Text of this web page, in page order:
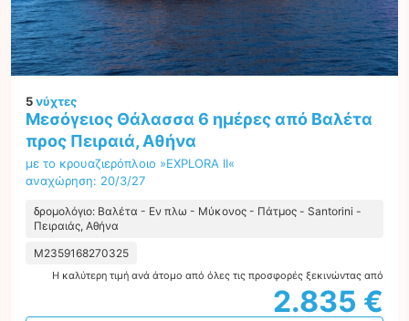
5νύχτες
Μεσόγειος Θάλασσα 6 ημέρες από Βαλέτα
προς Πειραιά, Αθήνα
με το κρουαζιερόπλοιο »EXPLORA II«
αναχώρηση: 20/3/27
δρομολόγιο: Βαλέτα - Εν πλω - Μύκονος - Πάτμος - Santorini -
Πειραιάς, Αθήνα
M2359168270325
Η καλύτερη τιμή ανά άτομο από όλες τις προσφορές ξεκινώντας από
2.835 €